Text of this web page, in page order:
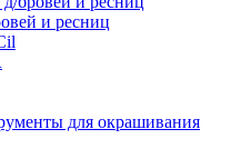
и ресниц
для окрашивания